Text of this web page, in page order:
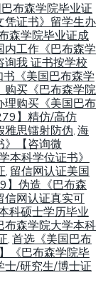
布森学院毕业证
凭证书》留学生办
森学院毕业证成
工作《巴布森学
我 证书按学校
《美国巴布森学
买《巴布森学院
理购买《美国巴布
】精仿/高仿
雅思镭射防伪, 海
》【咨询微
科学位证书》
, 留信网认证美国
】伪造《巴布森
信网认证真实可
科硕士学历毕业
森学院大学本科
, 首选《美国巴布
《巴布森学院毕
士/研究生/博士证